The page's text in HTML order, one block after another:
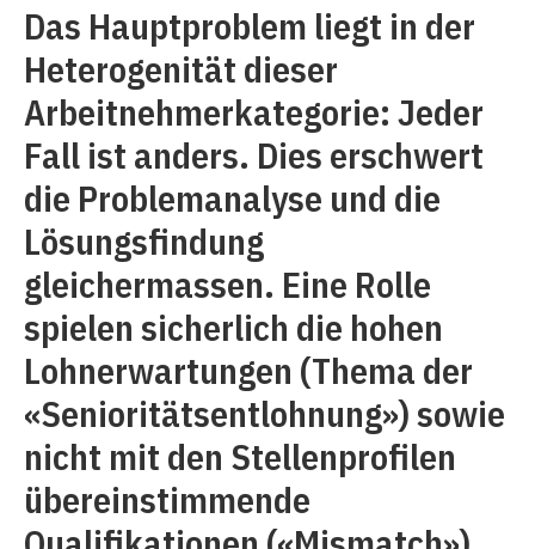
Das Hauptproblem liegt in der
Heterogenität dieser
Arbeitnehmerkategorie: Jeder
Fall ist anders. Dies erschwert
die Problemanalyse und die
Lösungsfindung
gleichermassen. Eine Rolle
spielen sicherlich die hohen
Lohnerwartungen (Thema der
«Senioritätsentlohnung») sowie
nicht mit den Stellenprofilen
übereinstimmende